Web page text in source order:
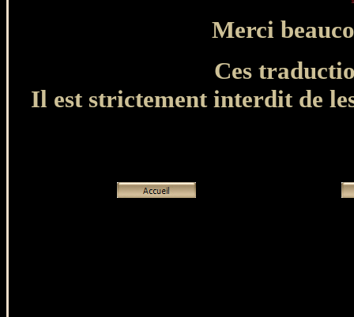
Merci
Ces
Il est strictement interdit de